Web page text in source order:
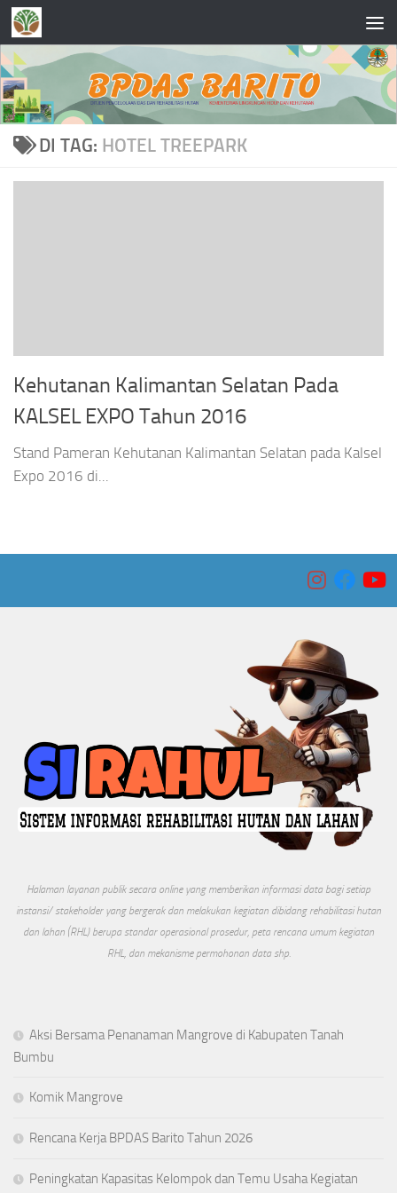
Skip to content
DI TAG: HOTEL TREEPARK
Kehutanan Kalimantan Selatan Pada
KALSEL EXPO Tahun 2016
Stand Pameran Kehutanan Kalimantan Selatan pada Kalsel
Expo 2016 di...
Halaman layanan publik secara online yang memberikan informasi data bagi setiap
instansi/ stakeholder yang bergerak dan melakukan kegiatan dibidang rehabilitasi hutan
dan lahan (RHL) berupa standar operasional prosedur, peta rencana umum kegiatan
RHL, dan mekanisme permohonan data shp.
Aksi Bersama Penanaman Mangrove di Kabupaten Tanah
Bumbu
Komik Mangrove
Rencana Kerja BPDAS Barito Tahun 2026
Peningkatan Kapasitas Kelompok dan Temu Usaha Kegiatan